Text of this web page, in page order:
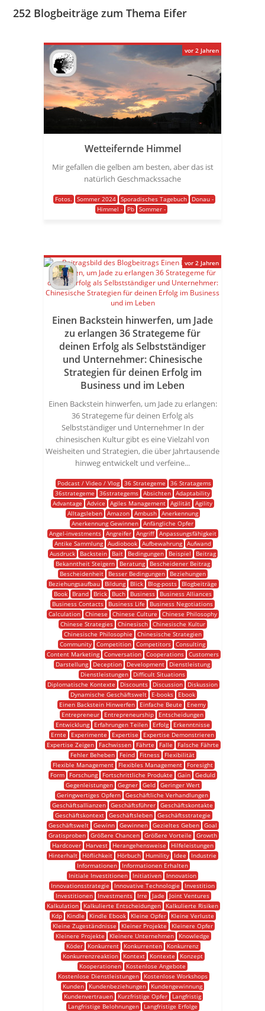
252 Blogbeiträge zum Thema Eifer
Wetteifernde Himmel
Mir gefallen die gelben am besten, aber das ist
natürlich Geschmackssache
Fotos. Sommer 2024 Sporadisches Tagebuch
Donau -
Himmel -
Pb Sommer -
vor 2 Jahren
Einen Backstein hinwerfen, um Jade
zu erlangen 36 Strategeme für
deinen Erfolg als Selbstständiger
und Unternehmer: Chinesische
Strategien für deinen Erfolg im
Business und im Leben
Einen Backstein hinwerfen, um Jade zu erlangen:
36 Strategeme für deinen Erfolg als
Selbstständiger und Unternehmer In der
chinesischen Kultur gibt es eine Vielzahl von
Weisheiten und Strategien, die über Jahrtausende
hinweg entwickelt und verfeine...
Podcast / Video / Vlog 36 Strategeme
36 Stratagems
36strategeme
36strategems Absichten Adaptability
Advantage
Advice Agiles Management Agilität Agility
Alltagsleben
Amazon Ambush
Anerkennung
Anerkennung Gewinnen Anfängliche Opfer
Angel-investments
Angreifer Angriff
Anpassungsfähigkeit
Antike Sammlung
Audiobook Aufbewahrung
Aufwand
Ausdruck
Backstein Bait Bedingungen Beispiel
Beitrag
Bekanntheit Steigern
Beratung
Bescheidener Beitrag
Bescheidenheit
Besser Bedingungen
Beziehungen
Beziehungsaufbau
Bildung Blick Blog-posts
Blogbeiträge
Book
Brand Brick Buch Business
Business Alliances
Business Contacts
Business Life
Business Negotiations
Calculation
Chinese Chinese Culture
Chinese Philosophy
Chinese Strategies
Chinesisch
Chinesische Kultur
Chinesische Philosophie
Chinesische Strategien
Community Competition Competitors Consulting
Content Marketing
Conversation Cooperations
Customers
Darstellung
Deception Development
Dienstleistung
Dienstleistungen
Difficult Situations
Diplomatische Kontexte
Discounts Discussion
Diskussion
Dynamische Geschäftswelt
E-books
Ebook
Einen Backstein Hinwerfen
Einfache Beute
Enemy
Entrepreneur
Entrepreneurship
Entscheidungen
Entwicklung
Erfahrungen Teilen Erfolg
Erkenntnisse
Ernte
Experimente Expertise
Expertise Demonstrieren
Expertise Zeigen
Fachwissen Fährte Falle
Falsche Fährte
Fehler Beheben
Feind Fitness
Flexibilität
Flexible Management
Flexibles Management
Foresight
Form
Forschung Fortschrittliche Produkte Gain
Geduld
Gegenleistungen
Gegner Geld
Geringer Wert
Geringwertiges Opfern Geschäftliche Verhandlungen
Geschäftsallianzen Geschäftsführer Geschäftskontakte
Geschäftskontext
Geschäftsleben
Geschäftsstrategie
Geschäftswelt
Gewinn Gewinnen Gezieltes Geben
Goal
Gratisproben
Größere Chancen Größere Vorteile
Growth
Hardcover
Harvest Herangehensweise
Hilfeleistungen
Hinterhalt
Höflichkeit Hörbuch Humility Idee
Industrie
Informationen
Informationen Erhalten
Initiale Investitionen
Initiativen
Innovation
Innovationsstrategie
Innovative Technologie
Investition
Investitionen
Investments Irre Jade
Joint Ventures
Kalkulation
Kalkulierte Entscheidungen
Kalkulierte Risiken
Kdp
Kindle Kindle Ebook Kleine Opfer
Kleine Verluste
Kleine Zugeständnisse
Kleiner Projekte
Kleinere Opfer
Kleinere Projekte
Kleinere Unternehmen
Knowledge
Köder
Konkurrent Konkurrenten
Konkurrenz
Konkurrenzreaktion
Kontext Kontexte
Konzept
Kooperationen
Kostenlose Angebote
Kostenlose Dienstleistungen
Kostenlose Workshops
Kunden
Kundenbeziehungen
Kundengewinnung
Kundenvertrauen
Kurzfristige Opfer
Langfristig
Langfristige Belohnungen
Langfristige Erfolge
vor 2 Jahren